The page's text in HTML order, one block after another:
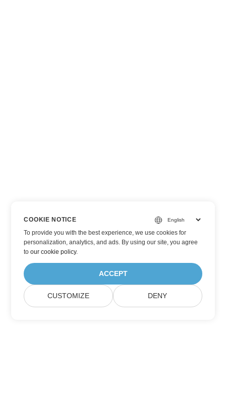
COOKIE NOTICE
To provide you with the best experience, we use cookies for
personalization, analytics, and ads. By using our site, you agree
toour cookie policy.
ACCEPT
CUSTOMIZE DENY